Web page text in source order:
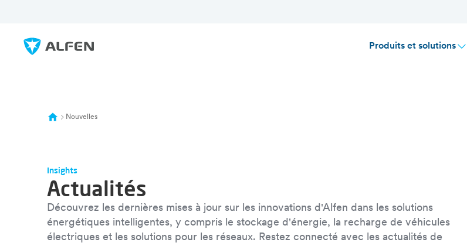
Alfen Produits et solutions
Nouvelles
Insights
Actualités
Découvrez les dernières mises à jour sur les innovations d'Alfen dans les solutions
énergétiques intelligentes, y compris le stockage d'énergie, la recharge de véhicules
électriques et les solutions pour les réseaux. Restez connecté avec les actualités de